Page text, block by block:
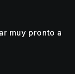
muy pronto a